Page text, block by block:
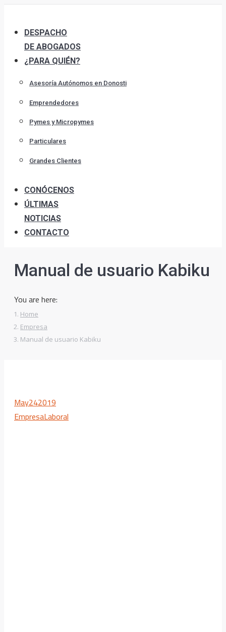
content
DESPACHO
DE ABOGADOS
¿PARA QUIÉN?
Asesoría Autónomos en Donosti
Emprendedores
Pymes y Micropymes
Particulares
Grandes Clientes
CONÓCENOS
ÚLTIMAS
NOTICIAS
CONTACTO
Manual de usuario Kabiku
You are here:
Home
Empresa
Manual de usuario Kabiku
May242019
EmpresaLaboral